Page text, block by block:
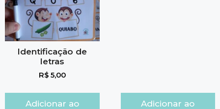
Identificação de
letras
R$5,00
Adicionar ao
Adicionar ao